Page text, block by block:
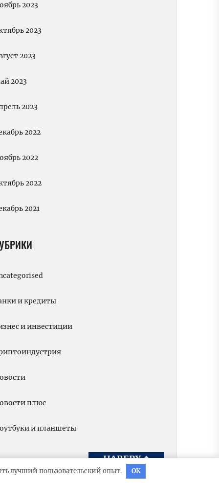
2023
2023
2023
2023
2023
2022
2022
2022
2021
и кредиты
и инвестиции
плюс
и планшеты
НАВЕРХ↑
лучший пользовательский опыт. OK